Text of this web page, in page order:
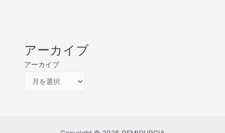
アーカイブ
アーカイブ